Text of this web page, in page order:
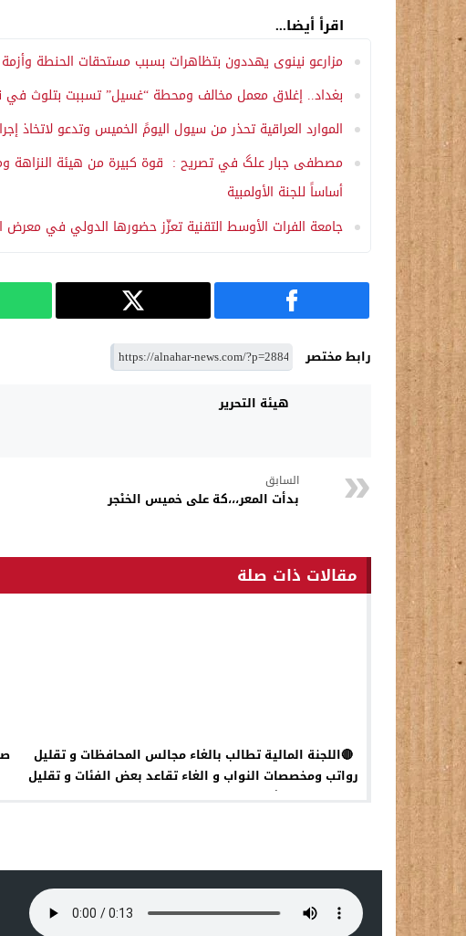
اقرأ أيضا...
مزارعو نينوى يهددون بتظاهرات بسبب مستحقات الحنطة وأزمة
بغداد.. إغلاق معمل مخالف ومحطة “غسيل” تسببت بتلوث في
الموارد العراقية تحذر من سيول اليومً الخميس وتدعو لاتخاذ
مصطفى جبار علگ في تصريح : قوة كبيرة من هيئة النزاهة
أساساً للجنة الأولمبية
جامعة الفرات الأوسط التقنية تعزّز حضورها الدولي في معرض
رابط مختصر
هيئة التحرير
السابق
بدأت المعر،،،كة على خميس الخىْجر
مقالات ذات صلة
🔴اللجنة المالية تطالب بالغاء مجالس المحافظات و تقليل
رواتب ومخصصات النواب و الغاء تقاعد بعض الفئات و تقليل
اعداد المستشارين و الدرجات الخاصة لسد العجز المالي .